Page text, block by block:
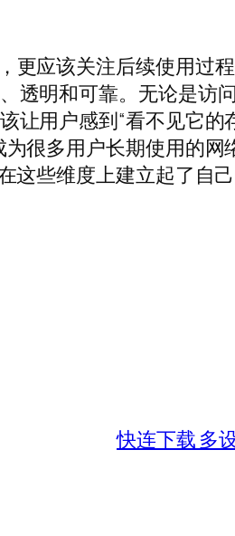
更应该关注后续使用过
透明和可靠。无论是访
让用户感到“看不见它
很多用户长期使用的
些维度上建立起了自己
快连下载 多